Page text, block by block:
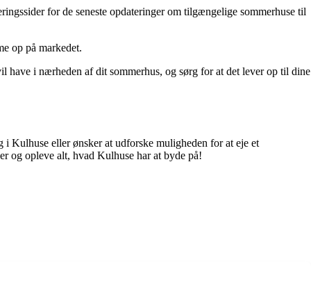
for de seneste opdateringer om tilgængelige sommerhuse til
op på markedet.
i nærheden af dit sommerhus, og sørg for at det lever op til dine
Kulhuse eller ønsker at udforske muligheden for at eje et
og opleve alt, hvad Kulhuse har at byde på!